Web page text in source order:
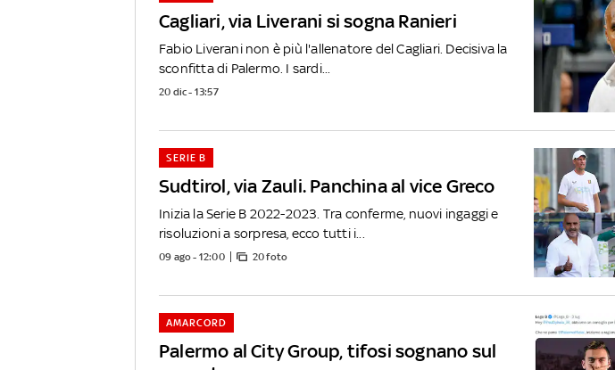
Cagliari, via Liverani si sogna Ranieri
Fabio Liverani non è più l'allenatore del Cagliari. Decisiva la
sconfitta di Palermo. I sardi...
20 dic - 13:57
Sudtirol, via Zauli. Panchina al vice Greco
SERIE B
Inizia la Serie B 2022-2023. Tra conferme, nuovi ingaggi e
risoluzioni a sorpresa, ecco tutti i...
09 ago - 12:00 20 foto
Palermo al City Group, tifosi sognano sul
AMARCORD